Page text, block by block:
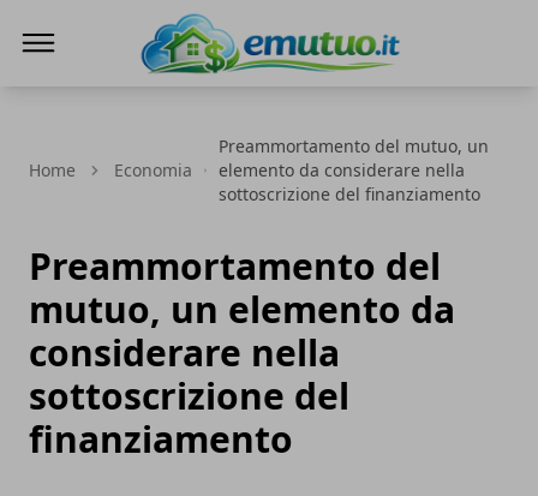
Home Economia
Preammortamento del mutuo, un
elemento da considerare nella
sottoscrizione del finanziamento
Preammortamento del
mutuo, un elemento da
considerare nella
sottoscrizione del
finanziamento